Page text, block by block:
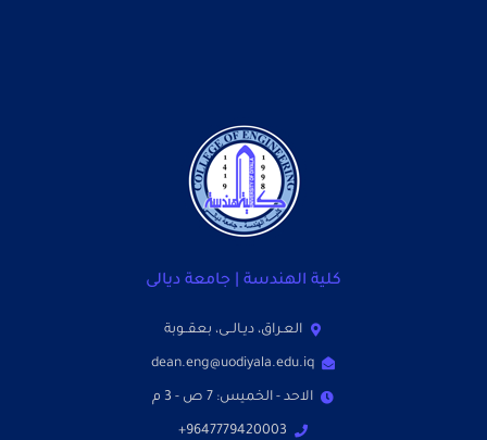
كلية الهندسة | جامعة ديالى
العـراق، ديـالــى، بعقــوبة
dean.eng@uodiyala.edu.iq
الاحد - الخميس: 7 ص - 3 م
9647779420003+